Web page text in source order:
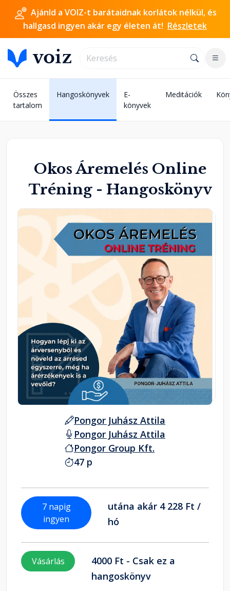
Ajánld a VOIZ-t barátaidnak korlátok nélkül, és
hallgasd ingyen akár egy életen át! Részletek
Összes
tartalom
Hangoskönyvek
E-
könyvek
Meditációk
Okos Áremelés Online
Tréning - Hangoskönyv
Pongor Juhász Attila
Pongor Juhász Attila
Pongor Group Kft.
47 p
7 napig
ingyen
utána akár 4 228 Ft /
hó
Vásárlás
4000 Ft - Csak ez a
hangoskönyv